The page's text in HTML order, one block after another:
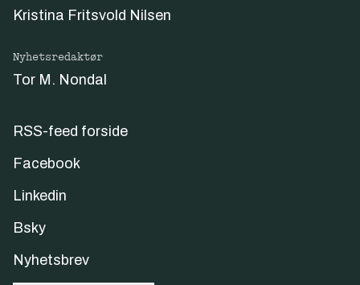
Kristina Fritsvold Nilsen
Nyhetsredaktør
Tor M. Nondal
RSS-feed forside
Facebook
Linkedin
Bsky
Nyhetsbrev